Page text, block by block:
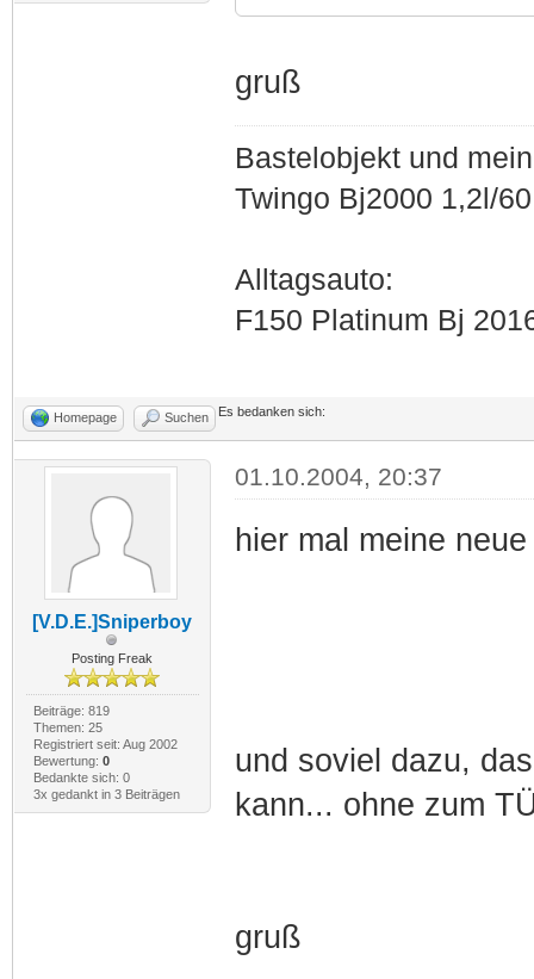
gruß
Bastelobjekt und
Twingo Bj2000 1,2l/
Alltagsauto:
F150 Platinum Bj
Homepage Suchen Es bedanken sich:
[V.D.E.]Sniperboy
Posting Freak
Beiträge: 819
Themen: 25
Registriert seit: Aug 2002
Bewertung: 0
Bedankte sich: 0
3x gedankt in 3 Beiträgen
01.10.2004, 20:37
hier mal meine
und soviel dazu,
kann... ohne zum
gruß